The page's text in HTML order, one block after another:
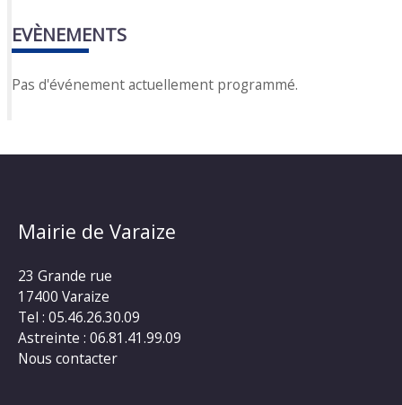
EVÈNEMENTS
Pas d'événement actuellement programmé.
Mairie de Varaize
23 Grande rue
17400 Varaize
Tel : 05.46.26.30.09
Astreinte : 06.81.41.99.09
Nous contacter